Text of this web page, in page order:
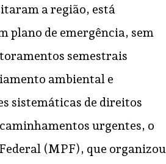
a região, está
plano de emergência, sem
semestrais
ambiental e
sistemáticas de direitos
urgentes, o
(MPF), que organizou